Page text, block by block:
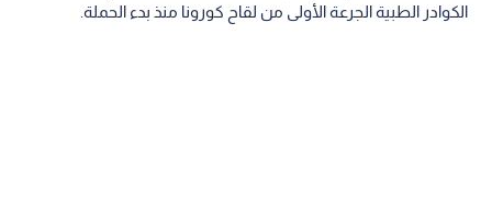
الكوادر الطبية الجرعة الأولى من لقاح كورونا منذ بدء الحملة.